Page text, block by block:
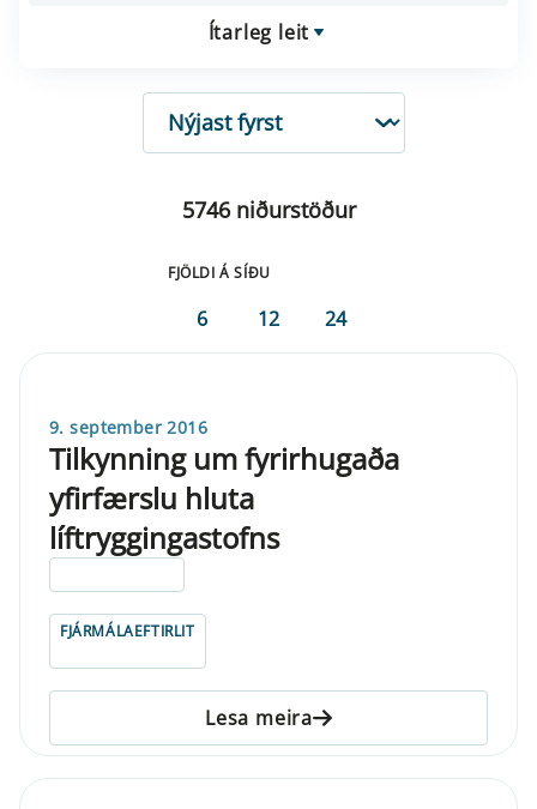
Ítarleg leit
RÖÐUN
5746 niðurstöður
FJÖLDI Á SÍÐU
6 12 24
9. september 2016
Tilkynning um fyrirhugaða
yfirfærslu hluta
líftryggingastofns
FJÁRMÁLAEFTIRLIT
Lesa meira